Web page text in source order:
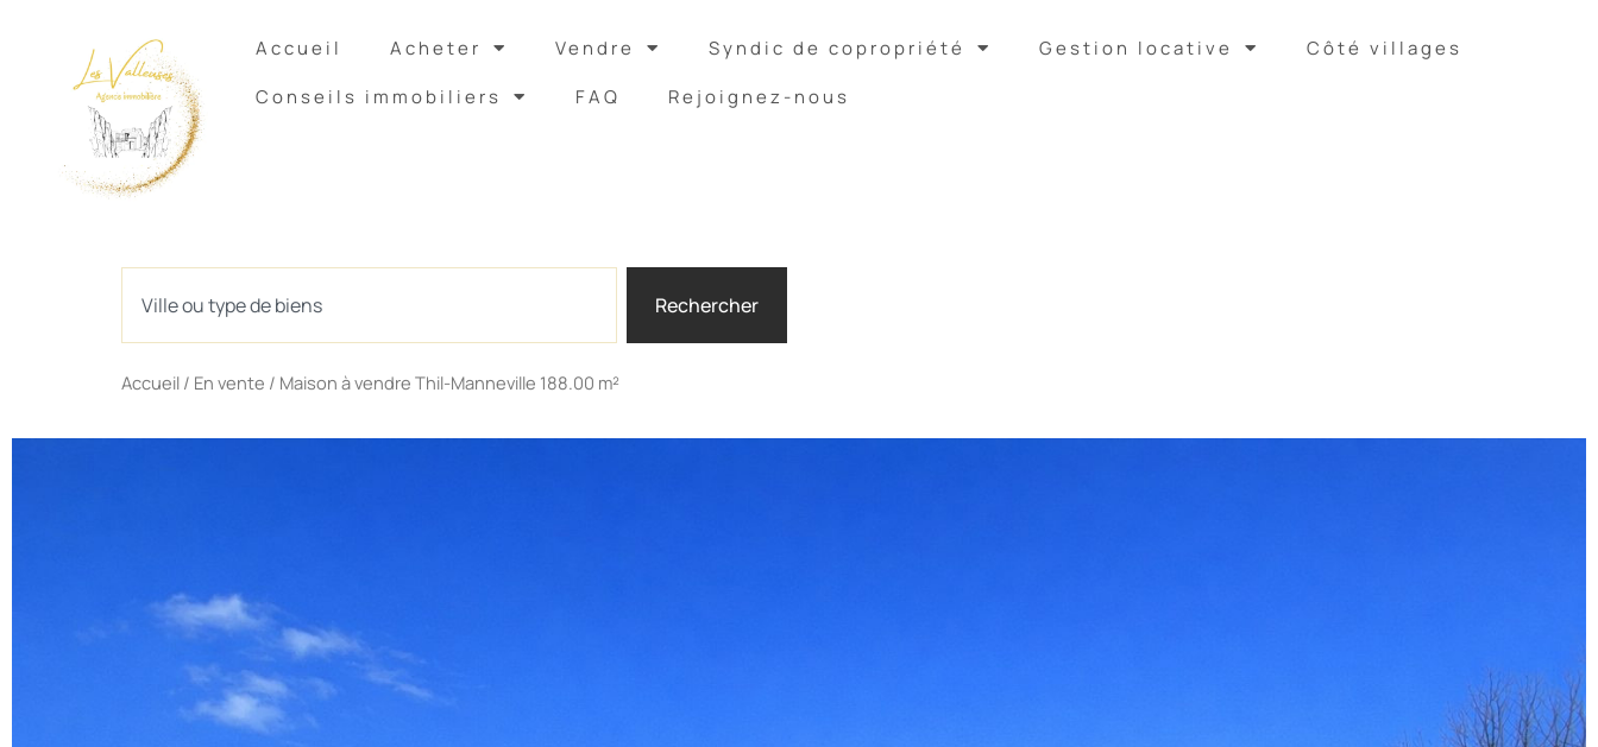
Accueil Acheter Vendre Syndic de copropriété Gestion locative
Côté villages
Conseils immobiliers
FAQ Rejoignez-nous
Rechercher
Accueil / En vente / Maison à vendre Thil-Manneville 188.00 m²